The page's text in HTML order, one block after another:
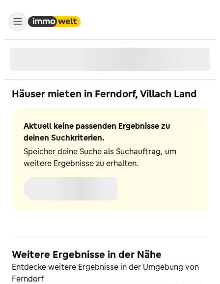
Häuser mieten in Ferndorf, Villach Land
Aktuell keine passenden Ergebnisse zu
deinen Suchkriterien.
Speicher deine Suche als Suchauftrag, um
weitere Ergebnisse zu erhalten.
Weitere Ergebnisse in der Nähe
Entdecke weitere Ergebnisse in der Umgebung von
Ferndorf